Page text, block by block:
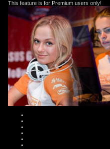
This feature is for Premium users only!